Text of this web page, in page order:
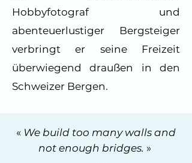
Hobbyfotograf und
abenteuerlustiger Bergsteiger
verbringt er seine Freizeit
überwiegend draußen in den
Schweizer Bergen.
« We build too many walls and
not enough bridges. »